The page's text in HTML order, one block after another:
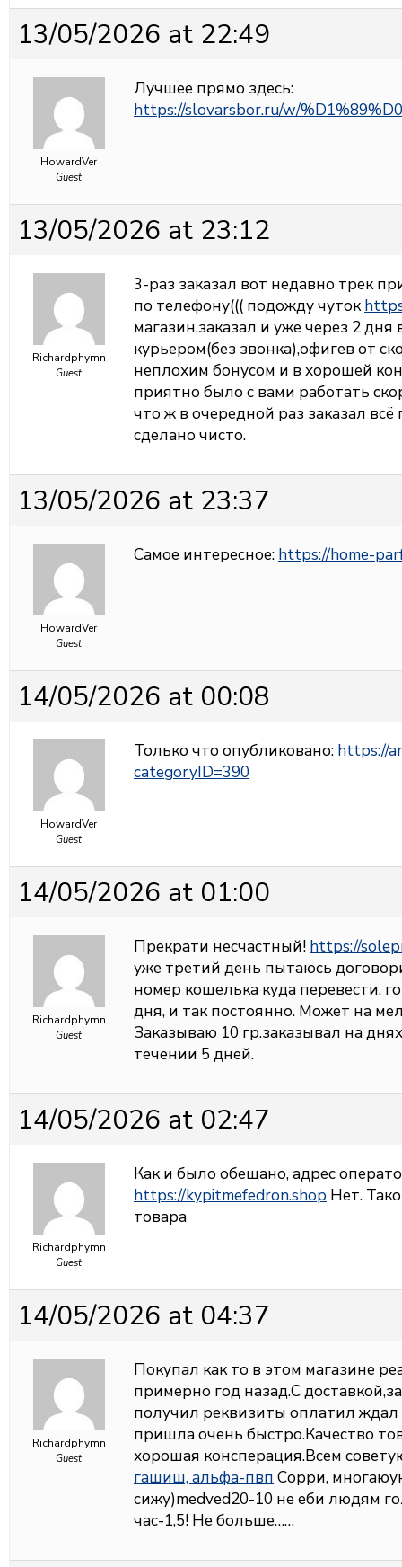
13/05/2026 at 22:49
HowardVer
Guest
Лучшее прямо здесь:
https://slovarsbor.ru/w/
13/05/2026 at 23:12
Richardphymn
Guest
3-раз заказал вот недавно трек
по телефону((( подожду чуток
магазин,заказал и уже через 2
курьером(без звонка),офигев от
неплохим бонусом и в хорошей
приятно было с вами работать
что ж в очередной раз заказал
сделано чисто.
13/05/2026 at 23:37
HowardVer
Guest
Самое интересное: https://home-
14/05/2026 at 00:08
HowardVer
Guest
Только что опубликовано: https://
categoryID=390
14/05/2026 at 01:00
Richardphymn
Guest
Прекрати несчастный! https://
уже третий день пытаюсь
номер кошелька куда перевести,
дня, и так постоянно. Может на
Заказываю 10 гр.заказывал на
течении 5 дней.
14/05/2026 at 02:47
Richardphymn
Guest
Как и было обещано, адрес
https://kypitmefedron.shop Нет.
товара
14/05/2026 at 04:37
Richardphymn
Guest
Покупал как то в этом магазине
примерно год назад.С
получил реквизиты оплатил ждал
пришла очень быстро.Качество
хорошая консперация.Всем
гашиш, альфа-пвп Сорри,
сижу)medved20-10 не еби людям
час-1,5! Не больше……